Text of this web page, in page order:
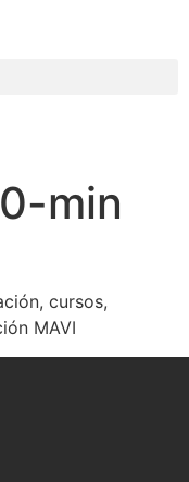
min
cursos,
MAVI